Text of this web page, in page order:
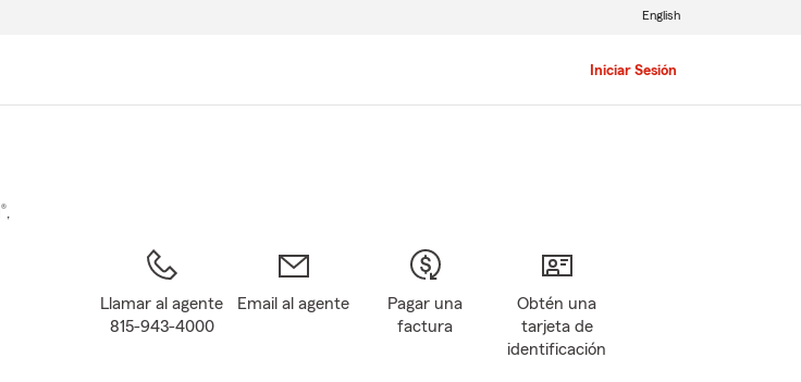
Iniciar Sesión
English
®,
Llamar al agente
815-943-4000
Email al agente
Pagar una
factura
Obtén una
tarjeta de
identificación